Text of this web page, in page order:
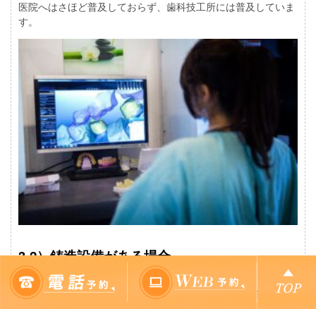
医院へはさほど普及しておらず、歯科技工所には普及していま
す。
3-2）鋳造設備がある場合
従来の金属冠や金属の詰め物を製作するために必要な設備で